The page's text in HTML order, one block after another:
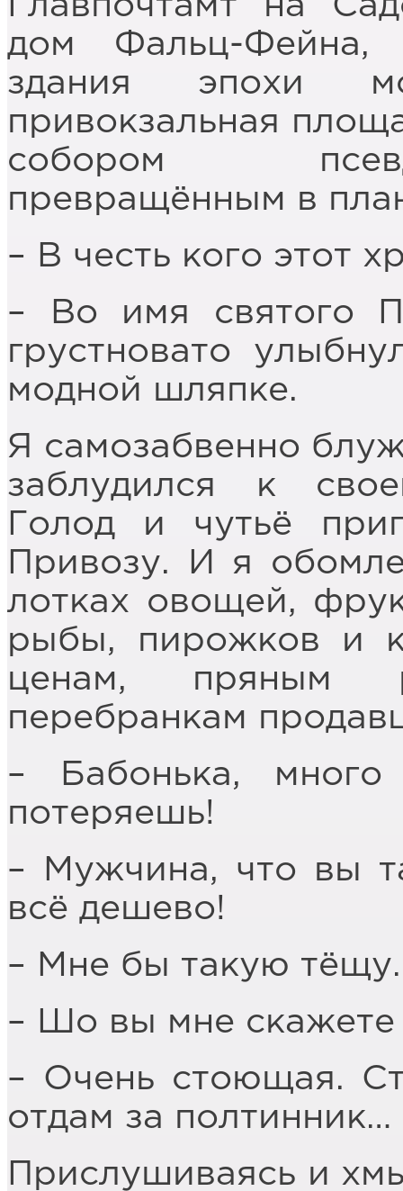
дом Фальц-Фейна,
здания эпохи
привокзальная
собором
превращённым в
– В честь кого этот
– Во имя святого
грустновато
модной шляпке.
Я самозабвенно
заблудился к
Голод и чутьё
Привозу. И я
лотках овощей,
рыбы, пирожков и
ценам, пряным
перебранкам
– Бабонька,
потеряешь!
– Мужчина, что вы
всё дешево!
– Мне бы такую
– Шо вы мне
– Очень стоющая.
отдам за полтинник…
Прислушиваясь и